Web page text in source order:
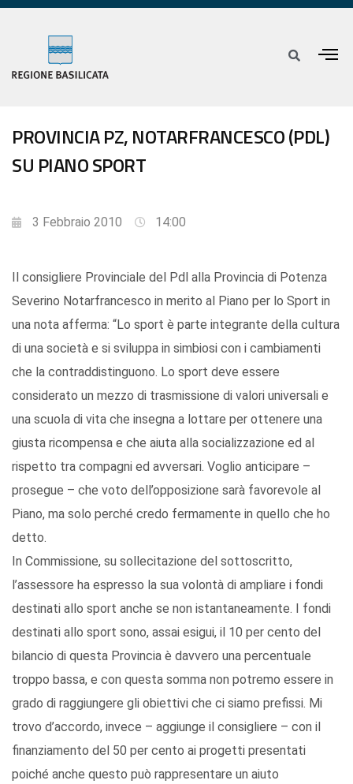
PROVINCIA PZ, NOTARFRANCESCO (PDL)
SU PIANO SPORT
3 Febbraio 2010 14:00
Il consigliere Provinciale del Pdl alla Provincia di Potenza
Severino Notarfrancesco in merito al Piano per lo Sport in
una nota afferma: “Lo sport è parte integrante della cultura
di una società e si sviluppa in simbiosi con i cambiamenti
che la contraddistinguono. Lo sport deve essere
considerato un mezzo di trasmissione di valori universali e
una scuola di vita che insegna a lottare per ottenere una
giusta ricompensa e che aiuta alla socializzazione ed al
rispetto tra compagni ed avversari. Voglio anticipare –
prosegue – che voto dell’opposizione sarà favorevole al
Piano, ma solo perché credo fermamente in quello che ho
detto.
In Commissione, su sollecitazione del sottoscritto,
l’assessore ha espresso la sua volontà di ampliare i fondi
destinati allo sport anche se non istantaneamente. I fondi
destinati allo sport sono, assai esigui, il 10 per cento del
bilancio di questa Provincia è davvero una percentuale
troppo bassa, e con questa somma non potremo essere in
grado di raggiungere gli obiettivi che ci siamo prefissi. Mi
trovo d’accordo, invece – aggiunge il consigliere – con il
finanziamento del 50 per cento ai progetti presentati
poiché anche questo può rappresentare un aiuto